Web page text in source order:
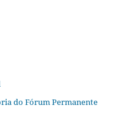
do Fórum Permanente